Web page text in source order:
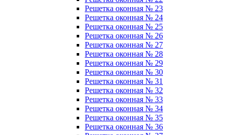
Решетка оконная № 23
Решетка оконная № 24
Решетка оконная № 25
Решетка оконная № 26
Решетка оконная № 27
Решетка оконная № 28
Решетка оконная № 29
Решетка оконная № 30
Решетка оконная № 31
Решетка оконная № 32
Решетка оконная № 33
Решетка оконная № 34
Решетка оконная № 35
Решетка оконная № 36